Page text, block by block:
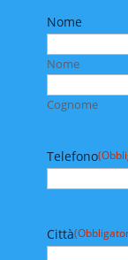
Nome
Nome
Cognome
Telefono
Città